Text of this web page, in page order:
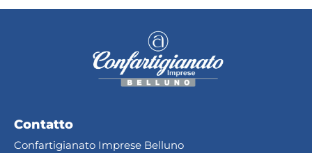
Contatto
Confartigianato Imprese Belluno